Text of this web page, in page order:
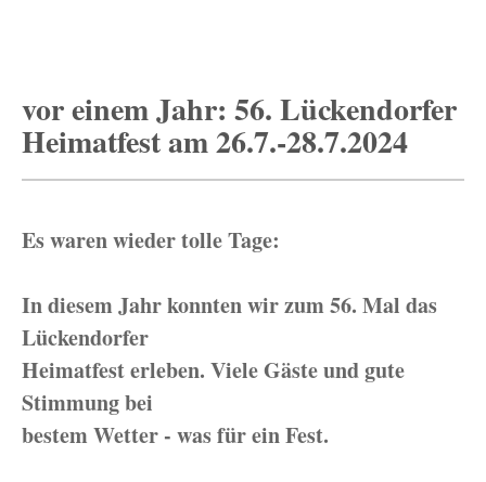
vor einem Jahr: 56. Lückendorfer
Heimatfest am 26.7.-28.7.2024
Es waren wieder tolle Tage:
In diesem Jahr konnten wir zum 56. Mal das
Lückendorfer
Heimatfest erleben. Viele Gäste und gute
Stimmung bei
bestem Wetter - was für ein Fest.